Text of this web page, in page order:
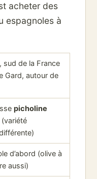
acheter des
espagnoles à
sud de la France
Gard, autour de
picholine
(variété
d’abord (olive à
aussi)